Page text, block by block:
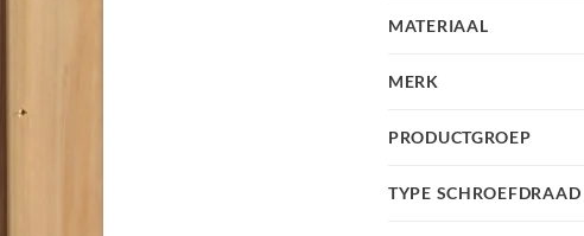
MATERIAAL
MERK
PRODUCTGROEP
TYPE SCHROEFDRAAD